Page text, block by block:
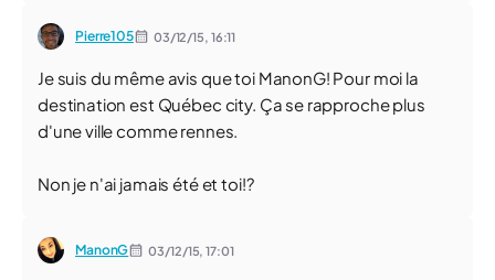
Pierre105 03/12/15, 16:11
Je suis du même avis que toi ManonG! Pour moi la
destination est Québec city. Ça se rapproche plus
d'une ville comme rennes.
Non je n'ai jamais été et toi!?
ManonG 03/12/15,17:01